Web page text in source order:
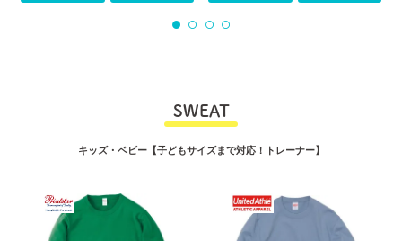
SWEAT
キッズ・ベビー【子どもサイズまで対応！トレーナー】